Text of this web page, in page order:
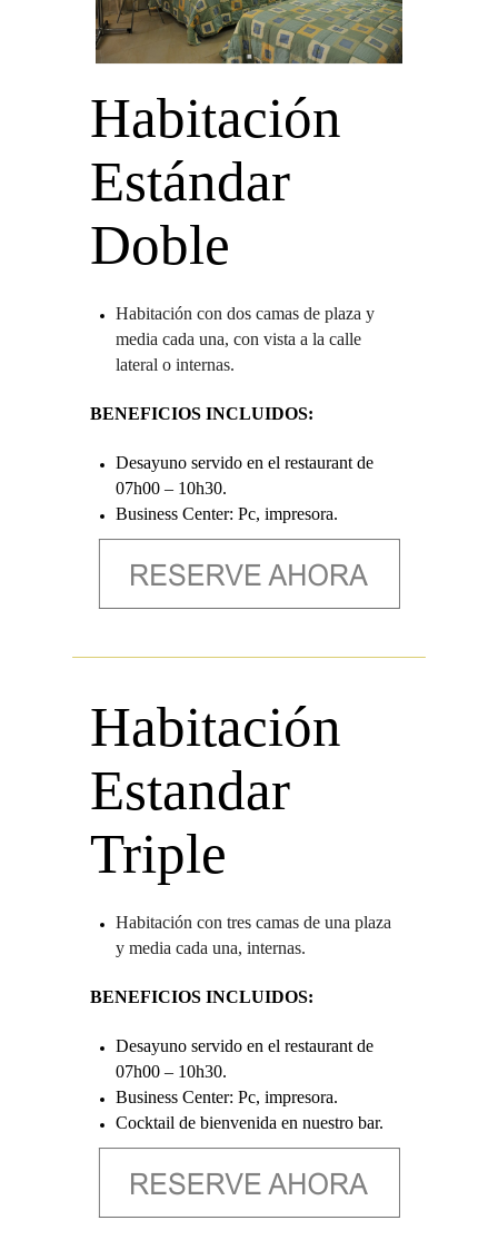
Habitación
Estándar
Doble
Habitación con dos camas de plaza y
media cada una, con vista a la calle
lateral o internas.
BENEFICIOS INCLUIDOS:
Desayuno servido en el restaurant de
07h00 – 10h30.
Business Center: Pc, impresora.
Cocktail de bienvenida en nuestro bar.
Uso de las instalaciones: Piscina,
Gimnasio. Vapor y Sauna
por noche.
Habitación
Estandar
Triple
Habitación con tres camas de una plaza
y media cada una, internas.
BENEFICIOS INCLUIDOS:
Desayuno servido en el restaurant de
07h00 – 10h30.
Business Center: Pc, impresora.
Cocktail de bienvenida en nuestro bar.
Uso de las instalaciones: Piscina,
Gimnasio. Vapor y Sauna
Llamadas locales sin costo.